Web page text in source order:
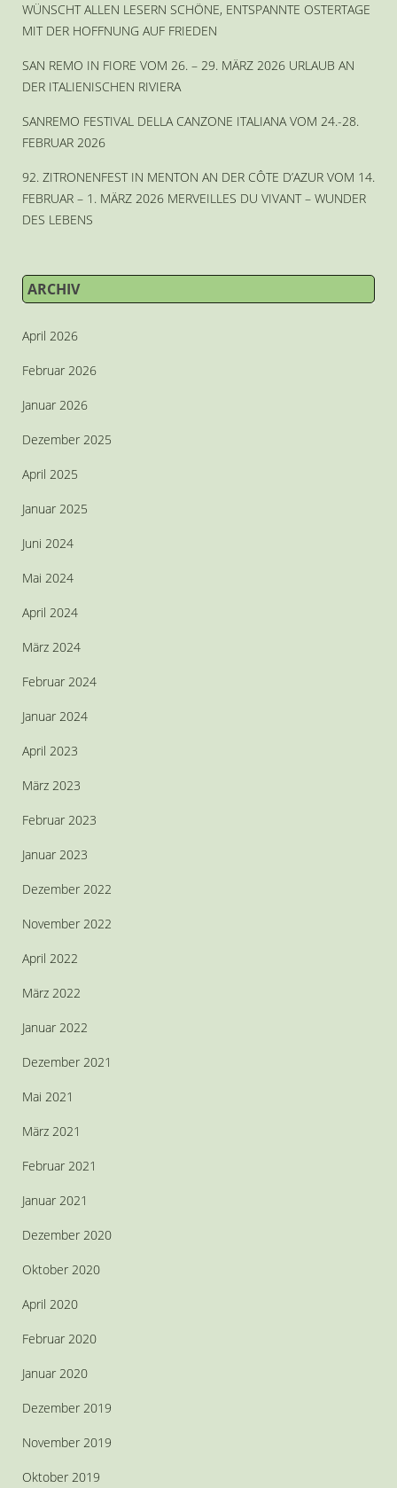
WÜNSCHT ALLEN LESERN SCHÖNE, ENTSPANNTE OSTERTAGE
MIT DER HOFFNUNG AUF FRIEDEN
SAN REMO IN FIORE VOM 26. – 29. MÄRZ 2026 URLAUB AN
DER ITALIENISCHEN RIVIERA
SANREMO FESTIVAL DELLA CANZONE ITALIANA VOM 24.-28.
FEBRUAR 2026
92. ZITRONENFEST IN MENTON AN DER CÔTE D’AZUR VOM 14.
FEBRUAR – 1. MÄRZ 2026 MERVEILLES DU VIVANT – WUNDER
DES LEBENS
ARCHIV
April 2026
Februar 2026
Januar 2026
Dezember 2025
April 2025
Januar 2025
Juni 2024
Mai 2024
April 2024
März 2024
Februar 2024
Januar 2024
April 2023
März 2023
Februar 2023
Januar 2023
Dezember 2022
November 2022
April 2022
März 2022
Januar 2022
Dezember 2021
Mai 2021
März 2021
Februar 2021
Januar 2021
Dezember 2020
Oktober 2020
April 2020
Februar 2020
Januar 2020
Dezember 2019
November 2019
Oktober 2019